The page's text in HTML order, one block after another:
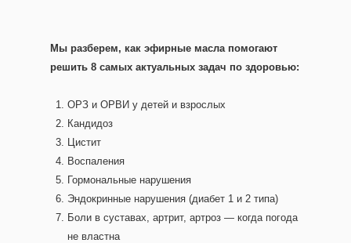
Мы разберем, как эфирные масла помогают
решить 8 самых актуальных задач по здоровью:
ОРЗ и ОРВИ у детей и взрослых
Кандидоз
Цистит
Воспаления
Гормональные нарушения
Эндокринные нарушения (диабет 1 и 2 типа)
Боли в суставах, артрит, артроз — когда погода
не властна